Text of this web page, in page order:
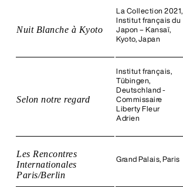
Nuit Blanche à Kyoto
La Collection 2021,
Institut français du
Japon – Kansaï,
Kyoto, Japan
Selon notre regard
Institut français,
Tübingen,
Deutschland -
Commissaire
Liberty Fleur
Adrien
Les Rencontres
Internationales
Paris/Berlin
Grand Palais, Paris